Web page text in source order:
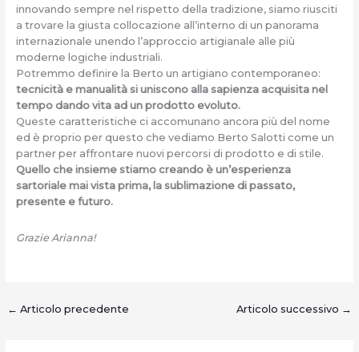
innovando sempre nel rispetto della tradizione, siamo riusciti
a trovare la giusta collocazione all’interno di un panorama
internazionale unendo l’approccio artigianale alle più
moderne logiche industriali.
Potremmo definire la Berto un artigiano contemporaneo:
tecnicità e manualità si uniscono alla sapienza acquisita nel
tempo dando vita ad un prodotto evoluto.
Queste caratteristiche ci accomunano ancora più del nome
ed è proprio per questo che vediamo Berto Salotti come un
partner per affrontare nuovi percorsi di prodotto e di stile.
Quello che insieme stiamo creando è un’esperienza
sartoriale mai vista prima, la sublimazione di passato,
presente e futuro.
Grazie Arianna!
← Articolo precedente Articolo successivo →